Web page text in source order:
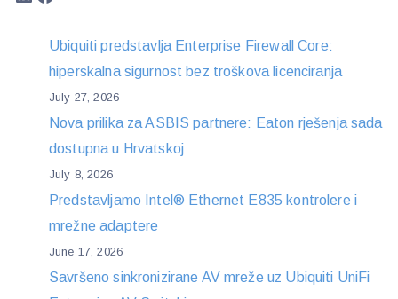
Ubiquiti predstavlja Enterprise Firewall Core:
hiperskalna sigurnost bez troškova licenciranja
July 27, 2026
Nova prilika za ASBIS partnere: Eaton rješenja sada
dostupna u Hrvatskoj
July 8, 2026
Predstavljamo Intel® Ethernet E835 kontrolere i
mrežne adaptere
June 17, 2026
Savršeno sinkronizirane AV mreže uz Ubiquiti UniFi